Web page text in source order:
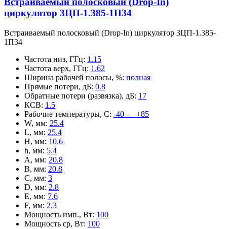
циркулятор 3ЦП-1.385-1П34
Встраиваемый полосковый (Drop-In) циркулятор 3ЦП-1.385-
1П34
Частота низ, ГГц: 1.15
Частота верх, ГГц: 1.62
Ширина рабочей полосы, %: полная
Прямые потери, дБ: 0.8
Обратные потери (развязка), дБ: 17
КСВ: 1.5
Рабочие температуры, С: -40 — +85
W, мм: 25.4
L, мм: 25.4
H, мм: 10.6
h, мм: 5.4
A, мм: 20.8
B, мм: 20.8
C, мм: 3
D, мм: 2.8
E, мм: 7.6
F, мм: 2.3
Мощность имп., Вт: 100
Мощность ср, Вт: 100